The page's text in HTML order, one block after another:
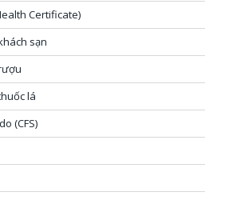
Certificate)
sạn
lá
(CFS)